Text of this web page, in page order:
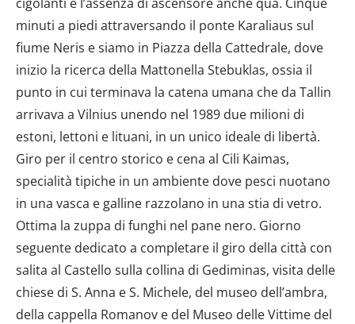
Utilizziamo i cookie per personalizzare contenuti ed
analizzare il nostro traffico. Condividiamo inoltre
informazioni sul modo in cui utilizzi il nostro sito con i
nostri partner che si occupano di analisi dei dati web,
pubblicità e social media, i quali potrebbero combinarle
con altre informazioni che hai fornito loro o che hanno
raccolto dal tuo utilizzo dei loro servizi.
minuti a piedi attraversando il ponte Karaliaus sul
fiume Neris e siamo in Piazza della Cattedrale, dove
inizio la ricerca della Mattonella Stebuklas, ossia il
punto in cui terminava la catena umana che da Tallin
arrivava a Vilnius unendo nel 1989 due milioni di
estoni, lettoni e lituani, in un unico ideale di libertà.
Giro per il centro storico e cena al Cili Kaimas,
specialità tipiche in un ambiente dove pesci nuotano
in una vasca e galline razzolano in una stia di vetro.
Ottima la zuppa di funghi nel pane nero. Giorno
seguente dedicato a completare il giro della città con
salita al Castello sulla collina di Gediminas, visita delle
chiese di S. Anna e S. Michele, del museo dell’ambra,
della cappella Romanov e del Museo delle Vittime del